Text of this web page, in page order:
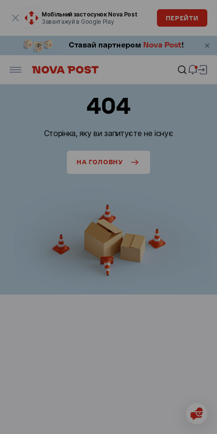
Мобільний застосунок Nova Post
Завантажуй в Google Play
ПЕРЕЙТИ
404
Сторінка, яку ви запитуєте не існує
НА ГОЛОВНУ